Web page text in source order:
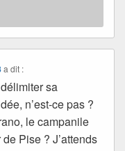
a dit :
sa
n’est-ce pas ?
le campanile
Pise ? J’attends